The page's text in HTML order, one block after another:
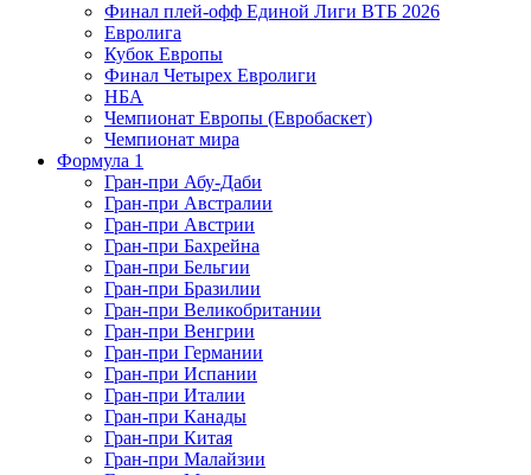
Финал плей-офф Единой Лиги ВТБ 2026
Евролига
Кубок Европы
Финал Четырех Евролиги
НБА
Чемпионат Европы (Евробаскет)
Чемпионат мира
Формула 1
Гран-при Абу-Даби
Гран-при Австралии
Гран-при Австрии
Гран-при Бахрейна
Гран-при Бельгии
Гран-при Бразилии
Гран-при Великобритании
Гран-при Венгрии
Гран-при Германии
Гран-при Испании
Гран-при Италии
Гран-при Канады
Гран-при Китая
Гран-при Малайзии